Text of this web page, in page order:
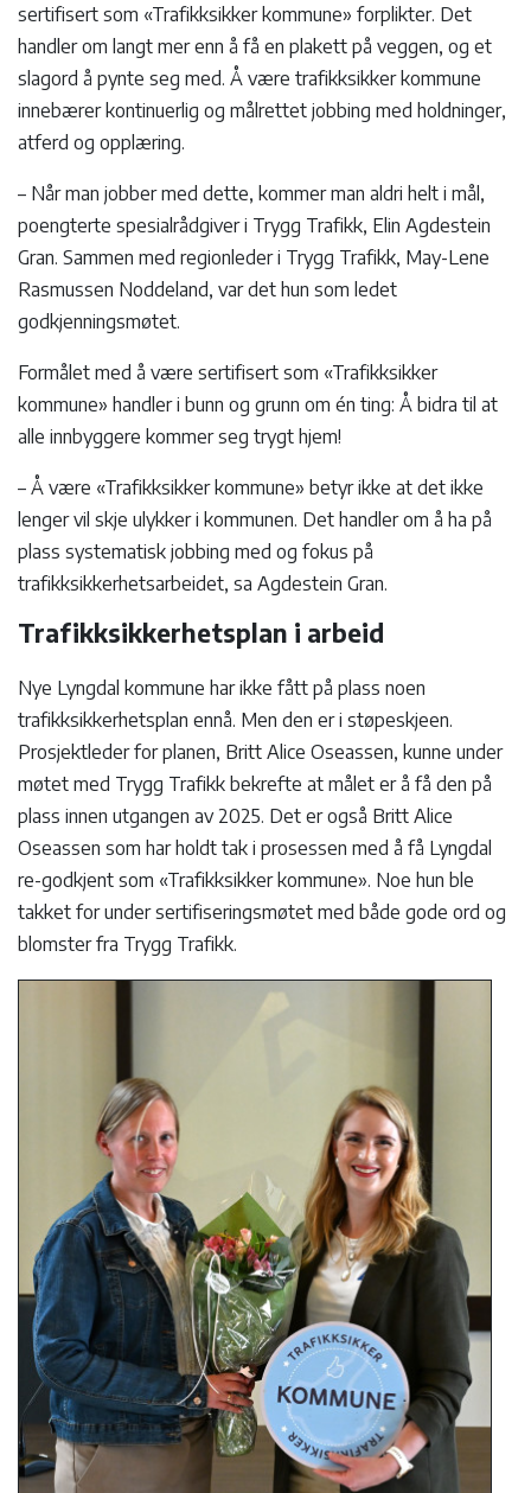
sertifisert som «Trafikksikker kommune» forplikter. Det
handler om langt mer enn å få en plakett på veggen, og et
slagord å pynte seg med. Å være trafikksikker kommune
innebærer kontinuerlig og målrettet jobbing med holdninger,
atferd og opplæring.
– Når man jobber med dette, kommer man aldri helt i mål,
poengterte spesialrådgiver i Trygg Trafikk, Elin Agdestein
Gran. Sammen med regionleder i Trygg Trafikk, May-Lene
Rasmussen Noddeland, var det hun som ledet
godkjenningsmøtet.
Formålet med å være sertifisert som «Trafikksikker
kommune» handler i bunn og grunn om én ting: Å bidra til at
alle innbyggere kommer seg trygt hjem!
– Å være «Trafikksikker kommune» betyr ikke at det ikke
lenger vil skje ulykker i kommunen. Det handler om å ha på
plass systematisk jobbing med og fokus på
trafikksikkerhetsarbeidet, sa Agdestein Gran.
Trafikksikkerhetsplan i arbeid
Nye Lyngdal kommune har ikke fått på plass noen
trafikksikkerhetsplan ennå. Men den er i støpeskjeen.
Prosjektleder for planen, Britt Alice Oseassen, kunne under
møtet med Trygg Trafikk bekrefte at målet er å få den på
plass innen utgangen av 2025. Det er også Britt Alice
Oseassen som har holdt tak i prosessen med å få Lyngdal
re-godkjent som «Trafikksikker kommune». Noe hun ble
takket for under sertifiseringsmøtet med både gode ord og
blomster fra Trygg Trafikk.